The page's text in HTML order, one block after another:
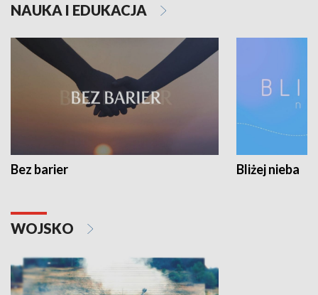
NAUKA I EDUKACJA
Bez barier Bliżej nieba
WOJSKO